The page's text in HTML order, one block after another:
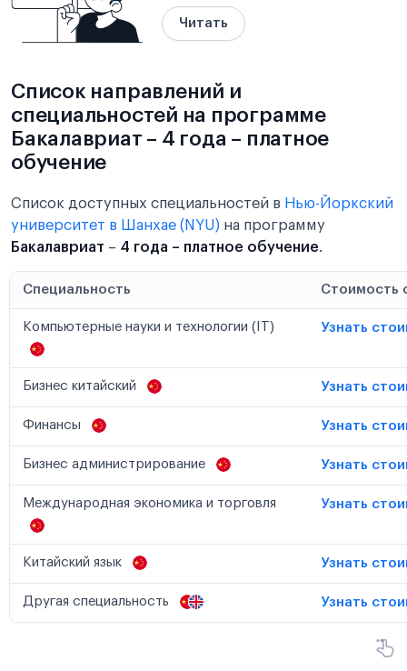
Читать
Список направлений и
специальностей на программе
Бакалавриат – 4 года – платное
обучение
Список доступных специальностей в Нью-Йоркский
университет в Шанхае (NYU) на программу
Бакалавриат – 4 года – платное обучение.
Специальность Стоимость
Компьютерные науки и технологии (IT) Узнать
Бизнес китайский Узнать
Финансы Узнать
Бизнес администрирование Узнать
Международная экономика и торговля Узнать
Китайский язык Узнать
Другая специальность Узнать